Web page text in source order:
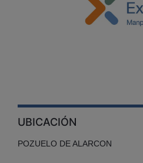
UBICACIÓN
POZUELO DE ALARCON